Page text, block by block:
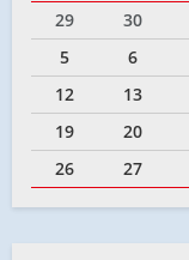
29
30
5
6
12
13
19
20
26
27